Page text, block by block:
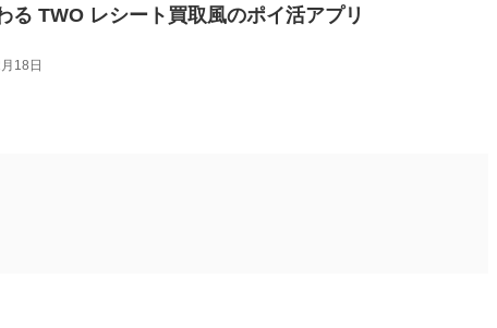
る TWO レシート買取風のポイ活アプリ
18日